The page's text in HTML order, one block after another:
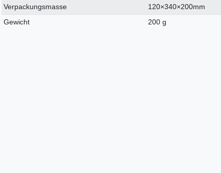
Verpackungsmasse
120×340×200mm
Gewicht
200 g